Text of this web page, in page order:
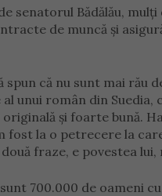
senatorul Bădălău,
de muncă și
spun că nu sunt mai
unui român din Suedia,
și foarte bună.
fost la o petrecere la
fraze, e povestea lui,
700.000 de oameni